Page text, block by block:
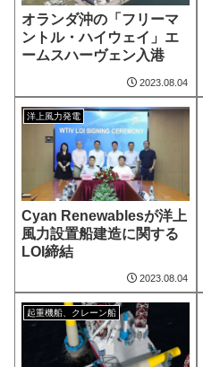
オランダ沖の「フリーマ
ントル・ハイウェイ」エ
ームスハーヴェン入港
2023.08.04
洋上風力発電
Cyan Renewablesが洋上
風力設置船建造に関する
LOI締結
2023.08.04
起重機船、クレーン船